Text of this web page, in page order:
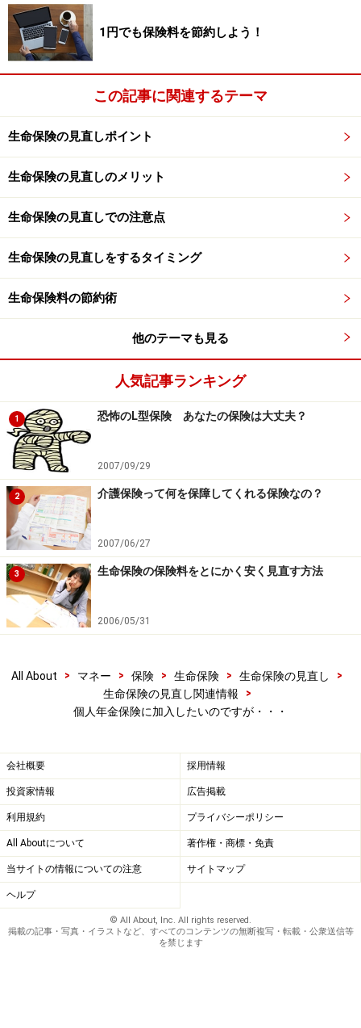
もちろん長期的で考えた場合、また株価が再び上昇する
可能性は十分にあると思いますが、あくまで可能性、現
在の状況を考えると不安が、という人が多いのも無理は
（私はファイナンシャルプランナーですが経済ジャーナ
リストの先生でも預言者でもないので、インフレになる
ません、信じていい
のは客観的な事実と皆さんそれぞれのご自分の予測だけ
です）
定額タイプの個人年金保険は、運用による増減は全て保
このまま、株価や物価が横ばいもしくは、下がっていく
メリットをもたらす商品と言えます。反対に販売してい
る保険会社にとっては大きなリスクを背負うことになり
ます。
日本人は運用によるリスクを取りたがらないということ
で、銀行窓口でも「変額個人年金―元本保証型」なるも
のが販売され、これまでかなりの売り上げをあげていま
したが、こちらも積み立てた分が運用によって減ること
がないので、ある意味「定額」ということになります。
本来加入者が背負うべき資産減少のリスクを保険会社が
背負ってくれているので、保険会社がこれはたまらない
ということで昨今販売中止にしているところも多いよう
変額タイプの個人年金保険
1円でも保険料を節約しよう！
この記事に関連するテーマ
生命保険の見直しポイント
生命保険の見直しのメリット
生命保険の見直しでの注意点
生命保険の見直しをするタイミング
生命保険料の節約術
他のテーマも見る
人気記事ランキング
1 恐怖のL型保険 あなたの保険は大丈夫？
2007/09/29
2 介護保険って何を保障してくれる保険なの？
2007/06/27
3 生命保険の保険料をとにかく安く見直す方法
2006/05/31
All About > マネー > 保険 > 生命保険 > 生命保険の見直し
>
生命保険の見直し関連情報
>
個人年金保険に加入したいのですが・・・
会社概要 採用情報
投資家情報 広告掲載
利用規約 プライバシーポリシー
All Aboutについて 著作権・商標・免責
当サイトの情報についての注意 サイトマップ
ヘルプ
© All About, Inc. All rights reserved.
掲載の記事・写真・イラストなど、すべてのコンテンツの無断複写・転載・公衆送信等
を禁じます